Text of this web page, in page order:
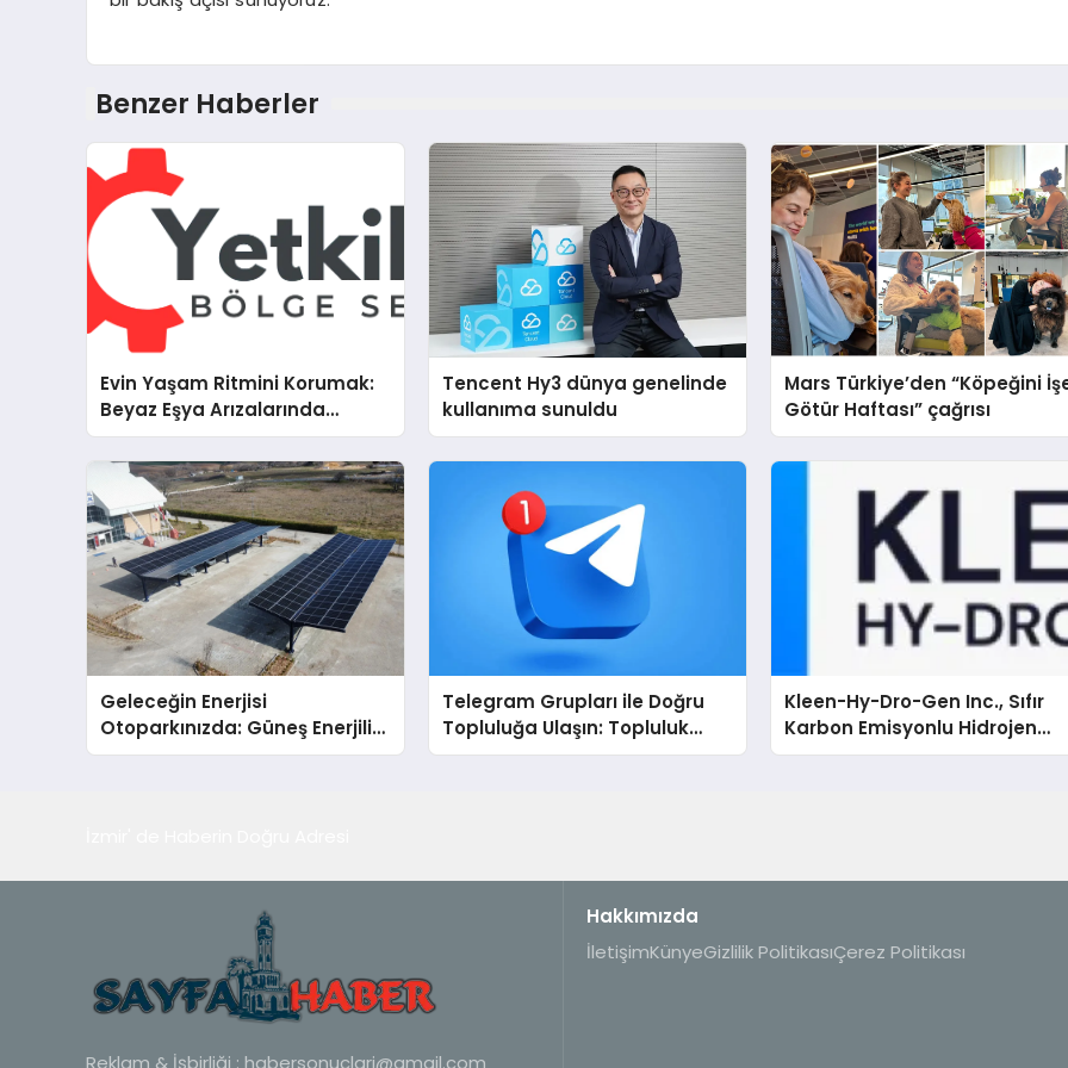
Benzer Haberler
Evin Yaşam Ritmini Korumak:
Beyaz Eşya Arızalarında
Dürüst ve İnsan Odaklı Destek
Tencent Hy3 dünya genelinde
kullanıma sunuldu
Mars Türkiye’den “Köpeğini
Götür Haftası” çağrısı
Geleceğin Enerjisi
Otoparkınızda: Güneş Enerjili
Carport (Solar Otopark)
Telegram Grupları ile Doğru
Topluluğa Ulaşın: Topluluk
Büyütmek İsteyenlere
Kleen-Hy-Dro-Gen Inc., Sıfır
Karbon Emisyonlu Hidrojen
Isıtma Teknolojisinde ISO ve
Reklam & İşbirliği : habersonuclari@gmail.com
Hakkımızda
İletişimKünyeGizlilik PolitikasıÇerez Politikası